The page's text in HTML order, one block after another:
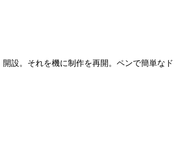
開設。それを機に制作を再開。ペンで簡単なド